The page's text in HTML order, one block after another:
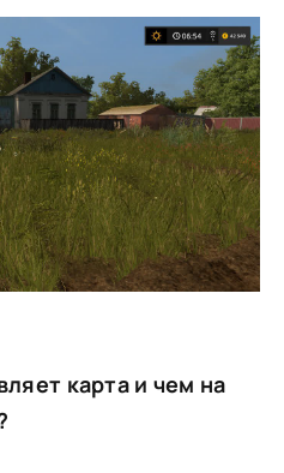
карта и чем на